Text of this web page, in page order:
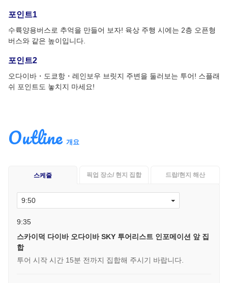
포인트1
수륙양용버스로 추억을 만들어 보자! 육상 주행 시에는 2층 오픈형
버스와 같은 높이입니다.
포인트2
오다이바・도쿄항・레인보우 브릿지 주변을 둘러보는 투어! 스플래
쉬 포인트도 놓치지 마세요!
Outline 개요
스케줄 픽업 장소/ 현지 집합 드랍/현지 해산
9:35
스카이덕 다이바 오다이바 SKY 투어리스트 인포메이션 앞 집
합
투어 시작 시간 15분 전까지 집합해 주시기 바랍니다.